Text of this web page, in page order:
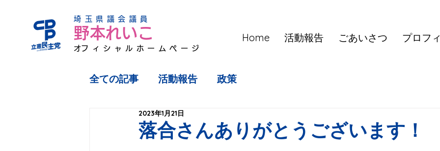
埼玉県議会議員
​オフィシャルホームページ
野本れいこ Home 活動報告 ごあいさつ プロフ
全ての記事 活動報告 政策
落合さんありがとうございます！
2023年1月21日